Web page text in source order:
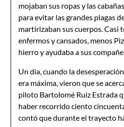
mojaban sus ropas y las
para evitar las grandes plagas
martirizaban sus cuerpos. Casi
enfermos y cansados, menos
hierro y ayudaba a sus
Un día, cuando la
era máxima, vieron que se
piloto Bartolomé Ruiz Estrada
haber recorrido ciento
contó que durante el trayecto